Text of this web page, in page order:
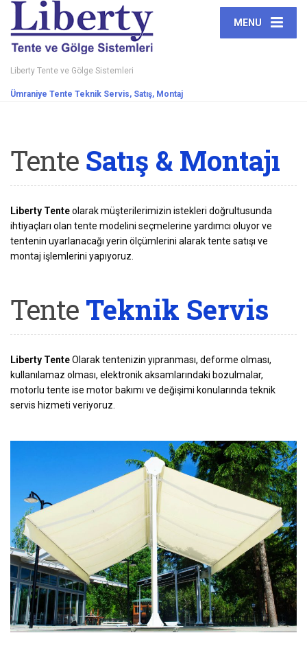
MENU
Liberty Tente ve Gölge Sistemleri
Ümraniye Tente Teknik Servis, Satış, Montaj
Tente Satış & Montajı
Liberty Tenteolarak müşterilerimizin istekleri doğrultusunda
ihtiyaçları olan tente modelini seçmelerine yardımcı oluyor ve
tentenin uyarlanacağı yerin ölçümlerini alarak tente satışı ve
montaj işlemlerini yapıyoruz.
Tente Teknik Servis
Liberty TenteOlarak tentenizin yıpranması, deforme olması,
kullanılamaz olması, elektronik aksamlarındaki bozulmalar,
motorlu tente ise motor bakımı ve değişimi konularında teknik
servis hizmeti veriyoruz.